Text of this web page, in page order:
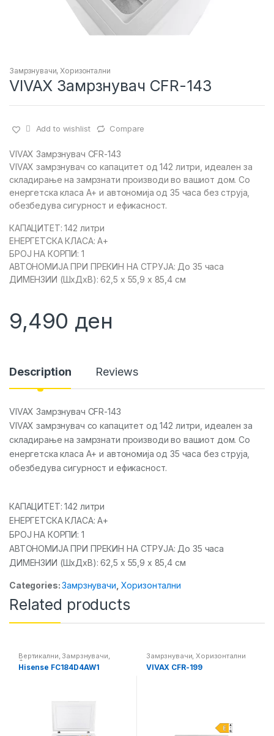
Замрзнувачи,Хоризонтални
VIVAX Замрзнувач CFR-143
Add to wishlist Compare
VIVAX Замрзнувач CFR-143
VIVAX замрзнувач со капацитет од 142 литри, идеален за
складирање на замрзнати производи во вашиот дом. Со
енергетска класа A+ и автономија од 35 часа без струја,
обезбедува сигурност и ефикасност.
КАПАЦИТЕТ: 142 литри
ЕНЕРГЕТСКА КЛАСА: A+
БРОЈ НА КОРПИ: 1
АВТОНОМИЈА ПРИ ПРЕКИН НА СТРУЈА: До 35 часа
ДИМЕНЗИИ (ШxДxВ): 62,5 x 55,9 x 85,4 см
9,490 ден
Description Reviews
VIVAX Замрзнувач CFR-143
VIVAX замрзнувач со капацитет од 142 литри, идеален за
складирање на замрзнати производи во вашиот дом. Со
енергетска класа A+ и автономија од 35 часа без струја,
обезбедува сигурност и ефикасност.
КАПАЦИТЕТ: 142 литри
ЕНЕРГЕТСКА КЛАСА: A+
БРОЈ НА КОРПИ: 1
АВТОНОМИЈА ПРИ ПРЕКИН НА СТРУЈА: До 35 часа
ДИМЕНЗИИ (ШxДxВ): 62,5 x 55,9 x 85,4 см
Categories:Замрзнувачи Хоризонтални
Related products
Вертикални, Замрзнувачи,
Фрижидери
Hisense FC184D4AW1
Замрзнувачи,Хоризонтални
VIVAX CFR-199